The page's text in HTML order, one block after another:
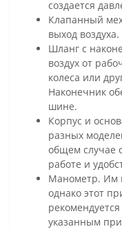
создается
Клапанный
выход воздуха.
Шланг с
воздух от
колеса или
Наконечник
шине.
Корпус и
разных
общем случае
работе и
Манометр. Им
однако этот
указанным